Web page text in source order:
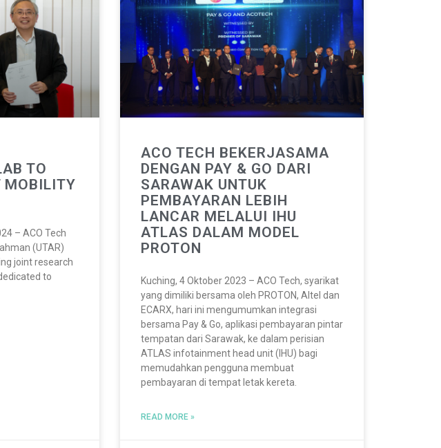
TO
MOBILITY
– ACO Tech
(UTAR)
joint research
to
ACO TECH BEKERJASAMA
DENGAN PAY & GO DARI
SARAWAK UNTUK
PEMBAYARAN LEBIH
LANCAR MELALUI IHU
ATLAS DALAM MODEL
PROTON
Kuching, 4 Oktober 2023 – ACO Tech, syarikat
yang dimiliki bersama oleh PROTON, Altel dan
ECARX, hari ini mengumumkan integrasi
bersama Pay & Go, aplikasi pembayaran pintar
tempatan dari Sarawak, ke dalam perisian
ATLAS infotainment head unit (IHU) bagi
memudahkan pengguna membuat
pembayaran di tempat letak kereta.
READ MORE »